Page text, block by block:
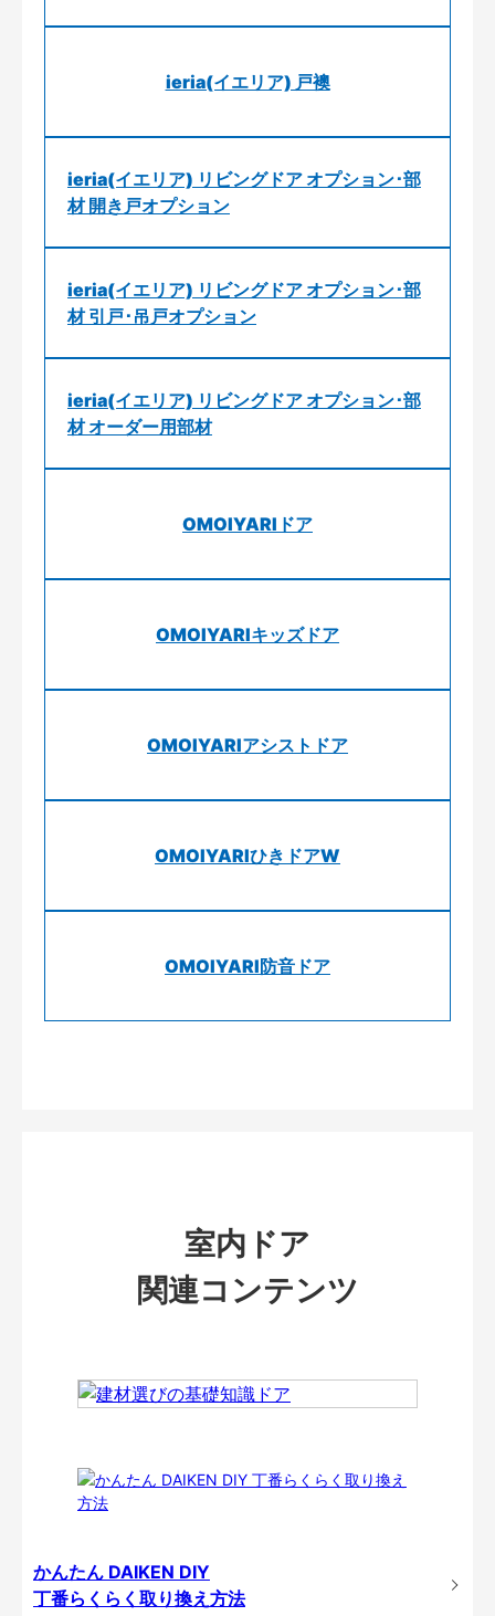
ieria(イエリア) 戸襖
ieria(イエリア) リビングドア オプション･部
材 開き戸オプション
ieria(イエリア) リビングドア オプション･部
材 引戸･吊戸オプション
ieria(イエリア) リビングドア オプション･部
材 オーダー用部材
OMOIYARIドア
OMOIYARIキッズドア
OMOIYARIアシストドア
OMOIYARIひきドアW
OMOIYARI防音ドア
室内ドア
関連コンテンツ
かんたん DAIKEN DIY
丁番らくらく取り換え方法